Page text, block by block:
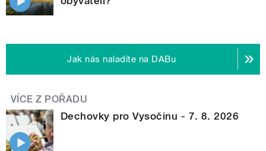
Jak nás naladíte na DABu
VÍCE Z POŘADU
Dechovky pro Vysočinu - 7. 8. 2026